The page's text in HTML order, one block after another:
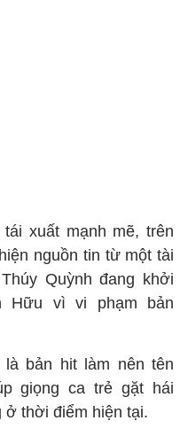
xuất mạnh mẽ, trên
nguồn tin từ một tài
Quỳnh đang khởi
Hữu vì vi phạm bản
bản hit làm nên tên
giọng ca trẻ gặt hái
thời điểm hiện tại.